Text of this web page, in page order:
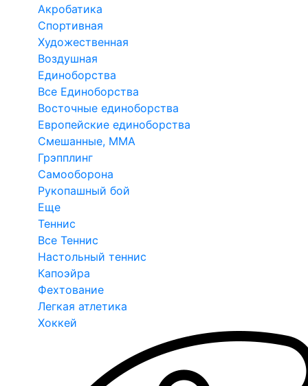
Акробатика
Спортивная
Художественная
Воздушная
Единоборства
Все Единоборства
Восточные единоборства
Европейские единоборства
Смешанные, ММА
Грэпплинг
Самооборона
Рукопашный бой
Еще
Теннис
Все Теннис
Настольный теннис
Капоэйра
Фехтование
Легкая атлетика
Хоккей